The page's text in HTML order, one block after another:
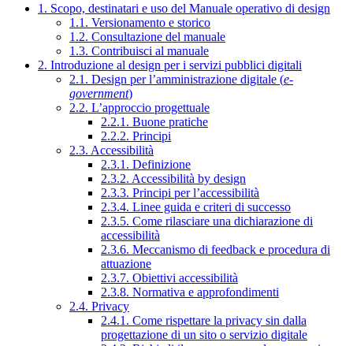
1. Scopo, destinatari e uso del Manuale operativo di design
1.1. Versionamento e storico
1.2. Consultazione del manuale
1.3. Contribuisci al manuale
2. Introduzione al design per i servizi pubblici digitali
2.1. Design per l’amministrazione digitale (e-
government)
2.2. L’approccio progettuale
2.2.1. Buone pratiche
2.2.2. Principi
2.3. Accessibilità
2.3.1. Definizione
2.3.2. Accessibilità by design
2.3.3. Principi per l’accessibilità
2.3.4. Linee guida e criteri di successo
2.3.5. Come rilasciare una dichiarazione di
accessibilità
2.3.6. Meccanismo di feedback e procedura di
attuazione
2.3.7. Obiettivi accessibilità
2.3.8. Normativa e approfondimenti
2.4. Privacy
2.4.1. Come rispettare la privacy sin dalla
progettazione di un sito o servizio digitale